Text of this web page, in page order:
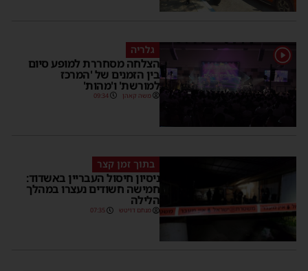
1 גלריה
הצלחה מסחררת למופע סיום
בין הזמנים של 'המרכז
למורשת' ו'מהות'
משה קאהן 09:34
בתוך זמן קצר
ניסיון חיסול העבריין באשדוד:
חמישה חשודים נעצרו במהלך
הלילה
מנחם דויטש 07:35